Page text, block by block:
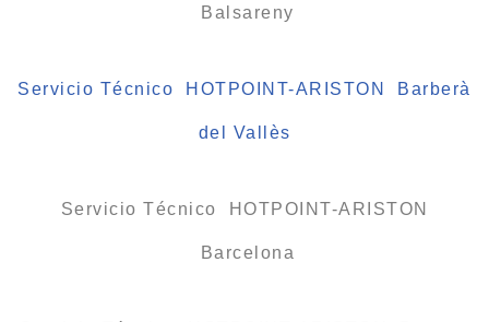
Balsareny
Servicio Técnico HOTPOINT-ARISTON Barberà
del Vallès
Servicio Técnico HOTPOINT-ARISTON
Barcelona